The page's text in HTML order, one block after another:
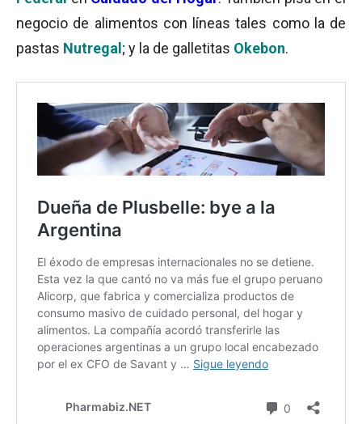
negocio de alimentos con líneas tales como la de
pastas Nutregal ; y la de galletitas Okebon.